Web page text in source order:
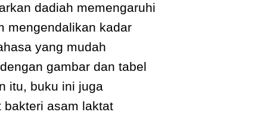
dadiah memengaruhi
mengendalikan kadar
yang mudah
gambar dan tabel
itu, buku ini juga
asam laktat